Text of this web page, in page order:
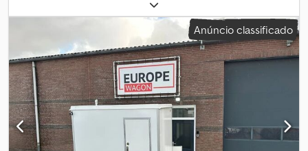
e pesos Peso bruto: 600 kg Dimensões (C x L x A): 240 x 300 x 250
cm Estado Estado geral: muito bom Estado técnico: muito bom
Estado estético: muito bom Danos: nenhum Garantia Chjdpfx
Aszq Ancsi Aja Garantia: 12 meses Segurança do produto
Fabricante: Global Fliegenschmidt DE Representante na UE:
Gilbert Versluis, Vlietskade 1703, 4241 WJ Arkel, NL = Informações
da empresa = Diretamente do importador exclusivo de todas as
marcas! Sem intermediários, apenas diretamente do importador.
GRANDE STOCK, disponível para entrega imediata.
Anúncio classificado